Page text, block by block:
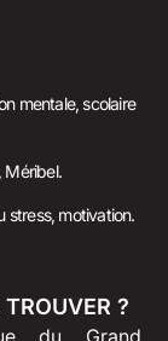
mentale, scolaire
Méribel.
stress, motivation.
?